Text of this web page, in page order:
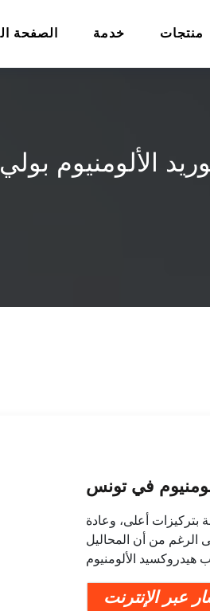
الصفحة خدمة منتجات
الألومنيوم
في تونس
بتركيزات أعلى، وعادة
الرغم من أن المحاليل
هيدروكسيد الألومنيوم
عبر الإنترنت